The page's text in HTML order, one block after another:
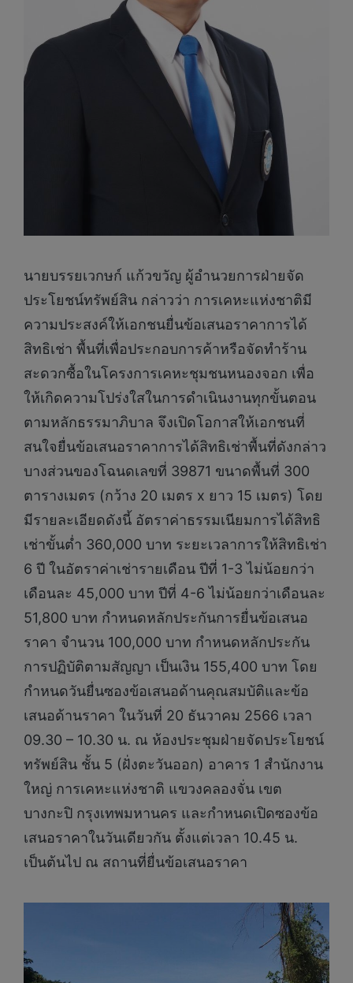
นายบรรยเวกษก์ แก้วขวัญ ผู้อำนวยการฝ่ายจัด
ประโยชน์ทรัพย์สิน กล่าวว่า การเคหะแห่งชาติมี
ความประสงค์ให้เอกชนยื่นข้อเสนอราคาการได้
สิทธิเช่า พื้นที่เพื่อประกอบการค้าหรือจัดทำร้าน
สะดวกซื้อในโครงการเคหะชุมชนหนองจอก เพื่อ
ให้เกิดความโปร่งใสในการดำเนินงานทุกขั้นตอน
ตามหลักธรรมาภิบาล จึงเปิดโอกาสให้เอกชนที่
สนใจยื่นข้อเสนอราคาการได้สิทธิเช่าพื้นที่ดังกล่าว
บางส่วนของโฉนดเลขที่ 39871 ขนาดพื้นที่ 300
ตารางเมตร (กว้าง 20 เมตร x ยาว 15 เมตร) โดย
มีรายละเอียดดังนี้ อัตราค่าธรรมเนียมการได้สิทธิ
เช่าขั้นต่ำ 360,000 บาท ระยะเวลาการให้สิทธิเช่า
6 ปี ในอัตราค่าเช่ารายเดือน ปีที่ 1-3 ไม่น้อยกว่า
เดือนละ 45,000 บาท ปีที่ 4-6 ไม่น้อยกว่าเดือนละ
51,800 บาท กำหนดหลักประกันการยื่นข้อเสนอ
ราคา จำนวน 100,000 บาท กำหนดหลักประกัน
การปฏิบัติตามสัญญา เป็นเงิน 155,400 บาท โดย
กำหนดวันยื่นซองข้อเสนอด้านคุณสมบัติและข้อ
เสนอด้านราคา ในวันที่ 20 ธันวาคม 2566 เวลา
09.30 – 10.30 น. ณ ห้องประชุมฝ่ายจัดประโยชน์
ทรัพย์สิน ชั้น 5 (ฝั่งตะวันออก) อาคาร 1 สำนักงาน
ใหญ่ การเคหะแห่งชาติ แขวงคลองจั่น เขต
บางกะปิ กรุงเทพมหานคร และกำหนดเปิดซองข้อ
เสนอราคาในวันเดียวกัน ตั้งแต่เวลา 10.45 น.
เป็นต้นไป ณ สถานที่ยื่นข้อเสนอราคา